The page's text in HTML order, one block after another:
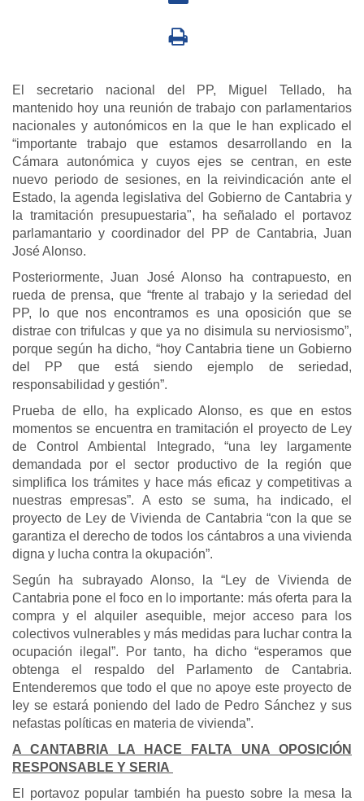
El secretario nacional del PP, Miguel Tellado, ha
mantenido hoy una reunión de trabajo con parlamentarios
nacionales y autonómicos en la que le han explicado el
“importante trabajo que estamos desarrollando en la
Cámara autonómica y cuyos ejes se centran, en este
nuevo periodo de sesiones, en la reivindicación ante el
Estado, la agenda legislativa del Gobierno de Cantabria y
la tramitación presupuestaria", ha señalado el portavoz
parlamantario y coordinador del PP de Cantabria, Juan
José Alonso.
Posteriormente, Juan José Alonso ha contrapuesto, en
rueda de prensa, que “frente al trabajo y la seriedad del
PP, lo que nos encontramos es una oposición que se
distrae con trifulcas y que ya no disimula su nerviosismo”,
porque según ha dicho, “hoy Cantabria tiene un Gobierno
del PP que está siendo ejemplo de seriedad,
responsabilidad y gestión”.
Prueba de ello, ha explicado Alonso, es que en estos
momentos se encuentra en tramitación el proyecto de Ley
de Control Ambiental Integrado, “una ley largamente
demandada por el sector productivo de la región que
simplifica los trámites y hace más eficaz y competitivas a
nuestras empresas”. A esto se suma, ha indicado, el
proyecto de Ley de Vivienda de Cantabria “con la que se
garantiza el derecho de todos los cántabros a una vivienda
digna y lucha contra la okupación”.
Según ha subrayado Alonso, la “Ley de Vivienda de
Cantabria pone el foco en lo importante: más oferta para la
compra y el alquiler asequible, mejor acceso para los
colectivos vulnerables y más medidas para luchar contra la
ocupación ilegal”. Por tanto, ha dicho “esperamos que
obtenga el respaldo del Parlamento de Cantabria.
Entenderemos que todo el que no apoye este proyecto de
ley se estará poniendo del lado de Pedro Sánchez y sus
nefastas políticas en materia de vivienda”.
A CANTABRIA LA HACE FALTA UNA OPOSICIÓN
RESPONSABLE Y SERIA
El portavoz popular también ha puesto sobre la mesa la